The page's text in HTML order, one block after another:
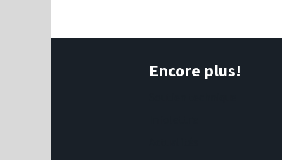
Encore plus!